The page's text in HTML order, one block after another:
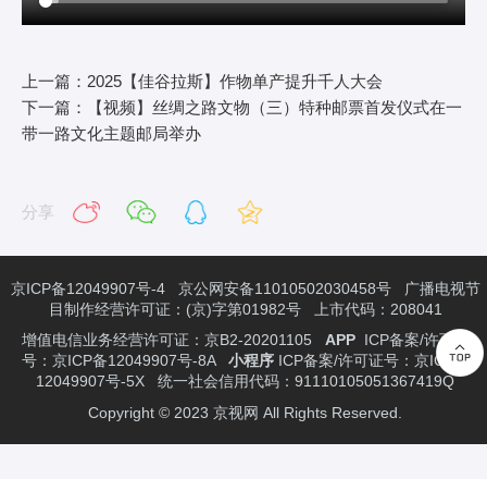
上一篇：2025【佳谷拉斯】作物单产提升千人大会
下一篇：【视频】丝绸之路文物（三）特种邮票首发仪式在一
带一路文化主题邮局举办
分享
京ICP备12049907号-4
京公网安备11010502030458号 广播电视节
目制作经营许可证：(京)字第01982号 上市代码：208041
增值电信业务经营许可证：京B2-20201105 APPICP备案/许可证
号：京ICP备12049907号-8A
小程序ICP备案/许可证号：京ICP备
12049907号-5X 统一社会信用代码：91110105051367419Q
Copyright © 2023 京视网 All Rights Reserved.